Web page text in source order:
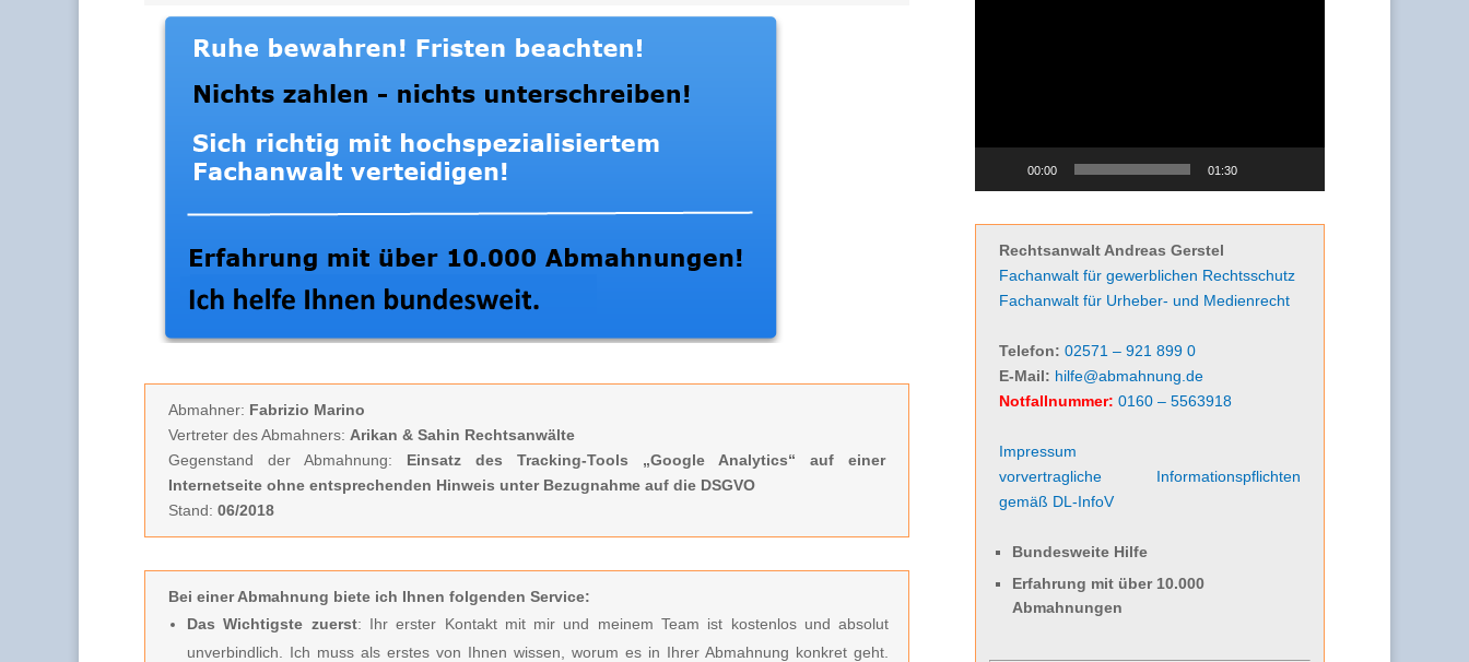
Abmahner: Fabrizio Marino
Vertreter des Abmahners: Arikan & Sahin Rechtsanwälte
Gegenstand der Abmahnung: Einsatz des Tracking-Tools „Google Analytics“ auf einer
Internetseite ohne entsprechenden Hinweis unter Bezugnahme auf die DSGVO
Stand: 06/2018
Bei einer Abmahnung biete ich Ihnen folgenden Service:
Das Wichtigste zuerst: Ihr erster Kontakt mit mir und meinem Team ist kostenlos und absolut
unverbindlich. Ich muss als erstes von Ihnen wissen, worum es in Ihrer Abmahnung konkret geht.
00:00 01:30
Rechtsanwalt Andreas Gerstel
Fachanwalt für gewerblichen Rechtsschutz
Fachanwalt für Urheber- und Medienrecht
Telefon: 02571 – 921 899 0
E-Mail: hilfe@abmahnung.de
Notfallnummer: 0160 – 5563918
Impressum
vorvertragliche Informationspflichten
gemäß DL-InfoV
Bundesweite Hilfe
Erfahrung mit über 10.000
Abmahnungen